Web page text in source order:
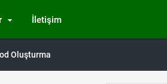
İletişim
Oluşturma